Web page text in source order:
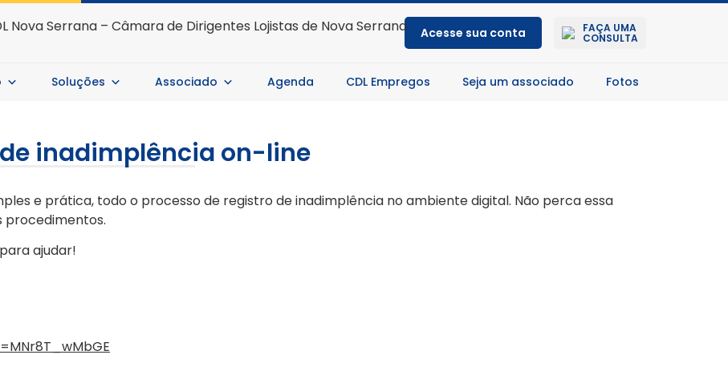
Acesse sua conta FAÇA UMA
CONSULTA
Soluções Associado Agenda CDL Empregos Seja um associado Fotos
inadimplência on-line
e prática, todo o processo de registro de inadimplência no ambiente digital. Não perca essa
procedimentos.
ajudar!